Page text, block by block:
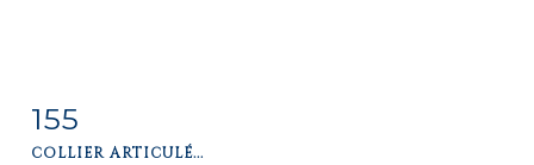
155
COLLIER ARTICULÉ...